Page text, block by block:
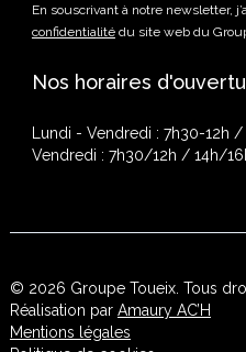
En souscrivant à notre newsletter,
confidentialitédu site web du
Nos horaires
Lundi - Vendredi : 7h30-12h /
Vendredi : 7h30/12h / 14h/
© 2026 Groupe Toueix. Tous
Réalisation par Amaury AC’H
Mentions légales